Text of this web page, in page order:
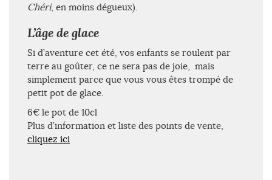
Chéri, en moins dégueux).
L’âge de glace
Si d’aventure cet été, vos enfants se roulent par
terre au goûter, ce ne sera pas de joie, mais
simplement parce que vous vous êtes trompé de
petit pot de glace.
6€ le pot de 10cl
Plus d’information et liste des points de vente,
cliquez ici